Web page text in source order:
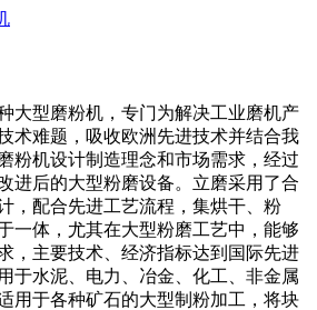
大型磨粉机，专门为解决工业磨机产
术难题，吸收欧洲先进技术并结合我
粉机设计制造理念和市场需求，经过
进后的大型粉磨设备。立磨采用了合
，配合先进工艺流程，集烘干、粉
一体，尤其在大型粉磨工艺中，能够
，主要技术、经济指标达到国际先进
于水泥、电力、冶金、化工、非金属
用于各种矿石的大型制粉加工，将块